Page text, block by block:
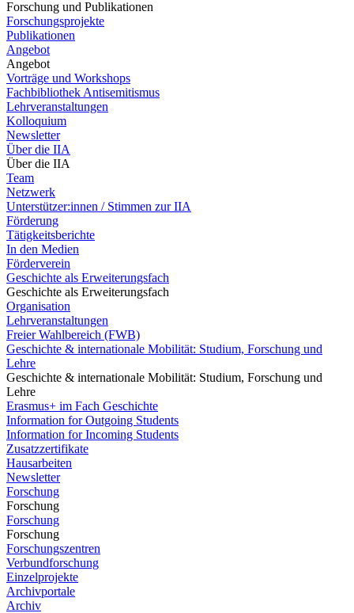
Forschung und Publikationen
Forschungsprojekte
Publikationen
Angebot
Angebot
Vorträge und Workshops
Fachbibliothek Antisemitismus
Lehrveranstaltungen
Kolloquium
Newsletter
Über die IIA
Über die IIA
Team
Netzwerk
Unterstützer:innen / Stimmen zur IIA
Förderung
Tätigkeitsberichte
In den Medien
Förderverein
Geschichte als Erweiterungsfach
Geschichte als Erweiterungsfach
Organisation
Lehrveranstaltungen
Freier Wahlbereich (FWB)
Geschichte & internationale Mobilität: Studium, Forschung und
Lehre
Geschichte & internationale Mobilität: Studium, Forschung und
Lehre
Erasmus+ im Fach Geschichte
Information for Outgoing Students
Information for Incoming Students
Zusatzzertifikate
Hausarbeiten
Newsletter
Forschung
Forschung
Forschung
Forschung
Forschungszentren
Verbundforschung
Einzelprojekte
Archivportale
Archiv